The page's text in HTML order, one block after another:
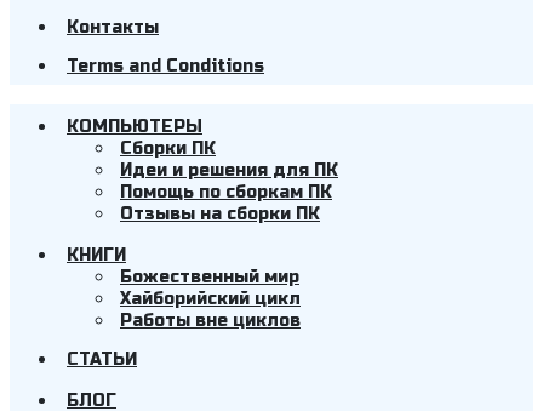
Контакты
Terms and Conditions
КОМПЬЮТЕРЫ
Cборки ПК
Идеи и решения для ПК
Помощь по сборкам ПК
Отзывы на сборки ПК
КНИГИ
Божественный мир
Хайборийский цикл
Работы вне циклов
СТАТЬИ
БЛОГ